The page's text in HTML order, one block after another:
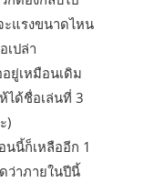
ะแรงขนาดไหน
รือเปล่า
ยู่เหมือนเดิม
ได้ชื่อเล่นที่ 3
)
นี้ก็เหลืออีก 1
ว่าภายในปีนี้